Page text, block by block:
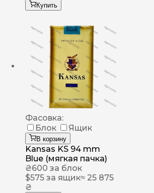
Купить
Фасовка:
Блок
Ящик
В корзину
Kansas KS 94 mm
Blue (мягкая пачка)
₴600 за блок
$575 за ящик≈ 25 875
₴